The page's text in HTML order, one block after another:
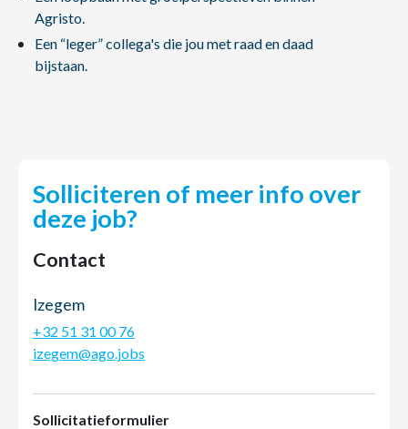
Agristo.
Een “leger” collega's die jou met raad en daad
bijstaan.
Solliciteren of meer info over
deze job?
Contact
Izegem
+32 51 31 00 76
izegem@ago.jobs
Sollicitatieformulier